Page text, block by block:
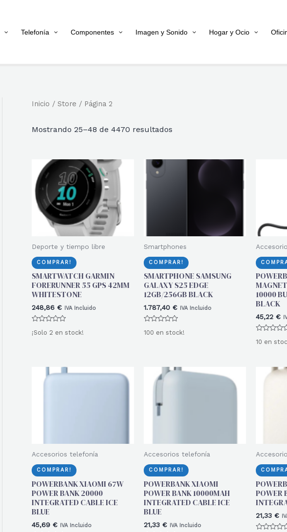
Telefonía Componentes Imagen y Sonido Hogar y Ocio
Inicio / Store / Página 2
Mostrando 25–48 de 4470 resultados
Deporte y tiempo libre
COMPRAR!
SMARTWATCH GARMIN
FORERUNNER 55 GPS 42MM
WHITESTONE
248,86 € IVA Incluido
Valorado
con
¡Solo 2 en stock!
Smartphones
COMPRAR!
SMARTPHONE SAMSUNG
GALAXY S25 EDGE
12GB/256GB BLACK
1.787,40 € IVA Incluido
con
100 en stock!
10000
BLACK
45,22 €
con
10 en
Accesorios telefonía
COMPRAR!
POWERBANK XIAOMI 67W
POWER BANK 20000
INTEGRATED CABLE ICE
BLUE
45,69 € IVA Incluido
Accesorios telefonía
COMPRAR!
POWERBANK XIAOMI
POWER BANK 10000MAH
INTEGRATED CABLE ICE
BLUE
21,33 € IVA Incluido
POWER
21,33 €